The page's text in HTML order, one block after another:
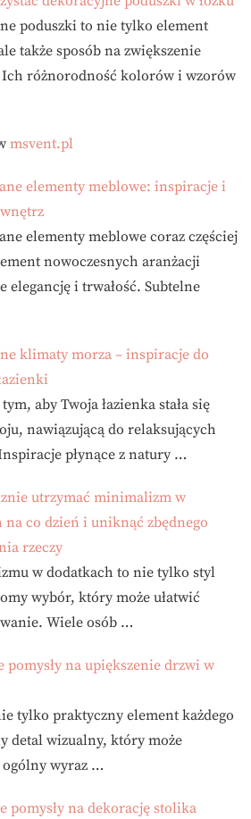
poduszki to nie tylko element
także sposób na zwiększenie
różnorodność kolorów i wzorów
msvent.pl
elementy meblowe: inspiracje i
elementy meblowe coraz częściej
nowoczesnych aranżacji
elegancję i trwałość. Subtelne
klimaty morza – inspiracje do
aby Twoja łazienka stała się
nawiązującą do relaksujących
płynące z natury …
utrzymać minimalizm w
na co dzień i uniknąć zbędnego
rzeczy
w dodatkach to nie tylko styl
wybór, który może ułatwić
Wiele osób …
pomysły na upiększenie drzwi w
tylko praktyczny element każdego
detal wizualny, który może
ogólny wyraz …
pomysły na dekorację stolika